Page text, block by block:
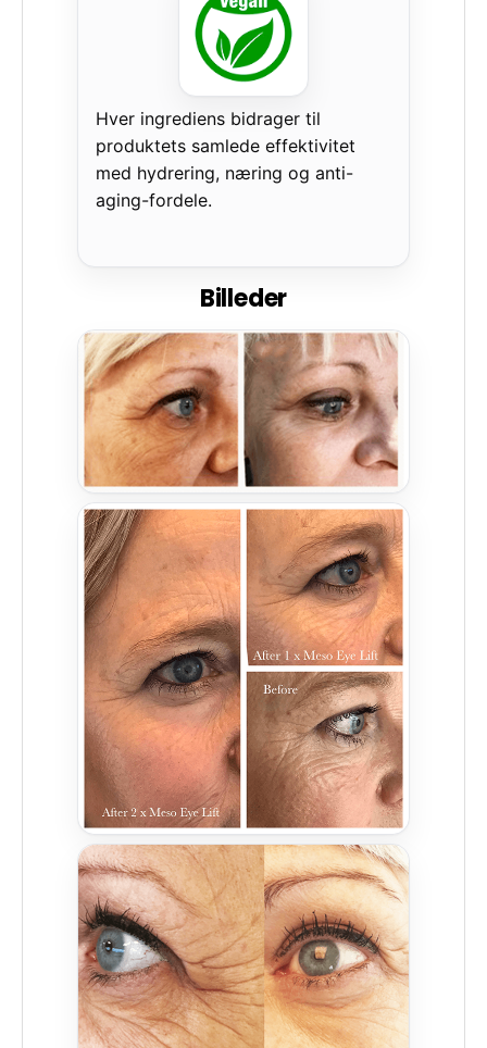
Hver ingrediens bidrager til
produktets samlede effektivitet
med hydrering, næring og anti-
aging-fordele.
Billeder